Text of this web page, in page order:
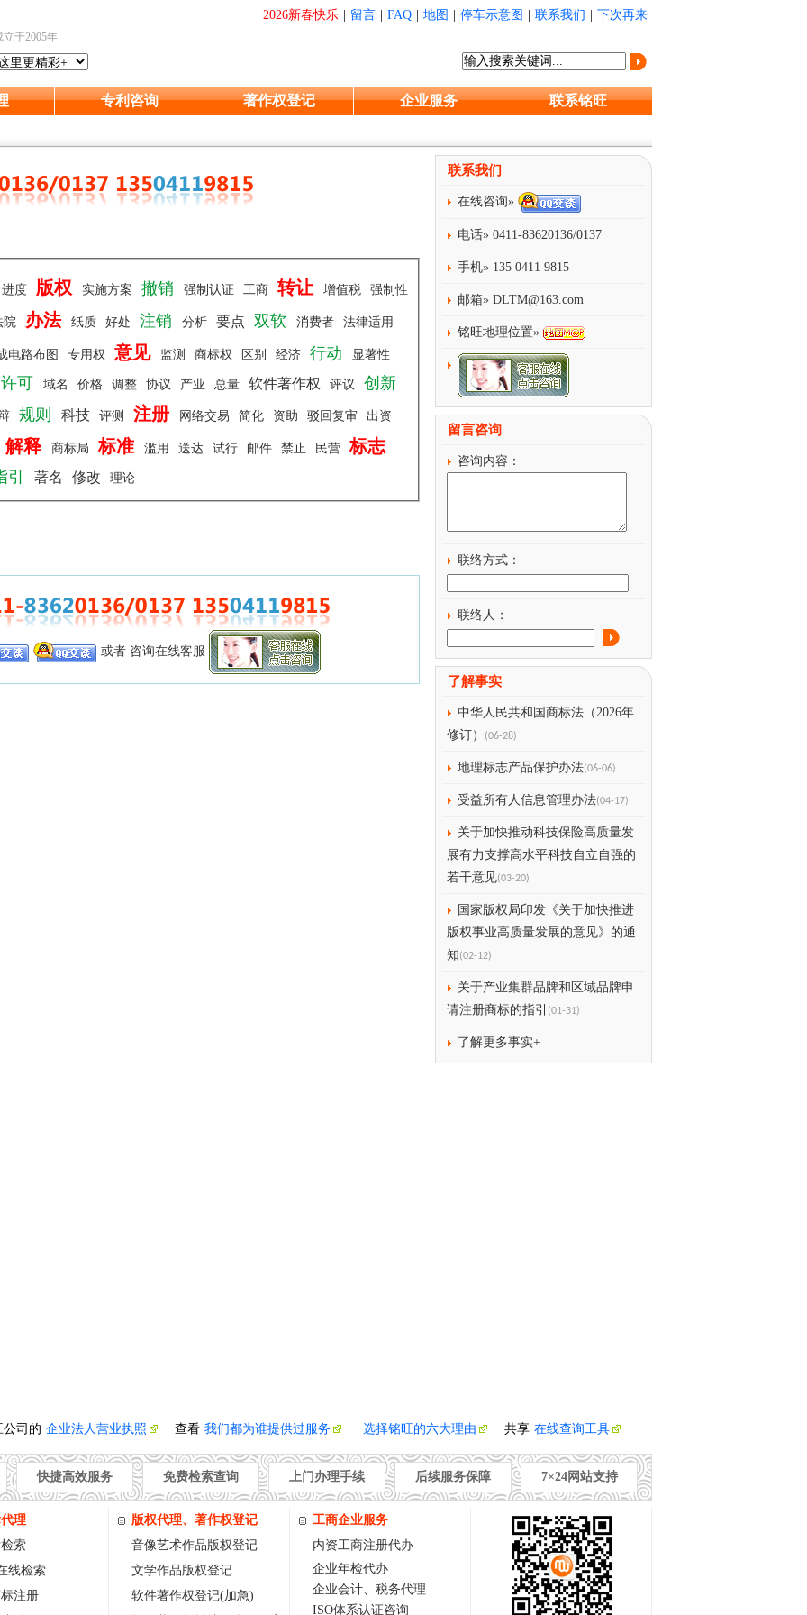
立于2005年
2026新春快乐 留言 FAQ 地图 停车示意图 联系我们 下次再来
专利咨询 著作权登记 企业服务 联系铭旺
进度 版权 实施方案 撤销 强制认证 工商 转让 增值税 强制性
院 办法 纸质 好处 注销 分析 要点 双软 消费者 法律适用
电路布图 专用权 意见 监测 商标权 区别 经济 行动 显著性
许可 域名 价格 调整 协议 产业 总量 软件著作权 评议 创新
规则 科技 评测 注册 网络交易 简化 资助 驳回复审 出资
解释 商标局 标准 滥用 送达 试行 邮件 禁止 民营 标志
引 著名 修改 理论
或者 咨询在线客服
联系我们
在线咨询»
电话» 0411-83620136/0137
手机» 135 0411 9815
邮箱» DLTM@163.com
铭旺地理位置»
留言咨询
咨询内容：
联络方式：
联络人：
了解事实
中华人民共和国商标法（2026年
修订）
(06-28)
地理标志产品保护办法(06-06)
受益所有人信息管理办法(04-17)
关于加快推动科技保险高质量发
展有力支撑高水平科技自立自强的
若干意见(03-20)
国家版权局印发《关于加快推进
版权事业高质量发展的意见》的通
知(02-12)
关于产业集群品牌和区域品牌申
请注册商标的指引
(01-31)
了解更多事实+
公司的 企业法人营业执照 查看 我们都为谁提供过服务 选择铭旺的六大理由 共享 在线查询工具
快捷高效服务 免费检索查询 上门办理手续 后续服务保障 7×24网站支持
理
索
线检索
注册
版权代理、著作权登记
音像艺术作品版权登记
文学作品版权登记
软件著作权登记(加急)
工商企业服务
内资工商注册代办
企业年检代办
企业会计、税务代理
ISO体系认证咨询